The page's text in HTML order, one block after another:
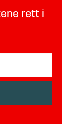
rett i